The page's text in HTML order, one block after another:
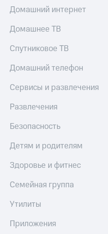
Домашний интернет
Домашнее ТВ
Спутниковое ТВ
Домашний телефон
Сервисы и развлечения
Развлечения
Безопасность
Детям и родителям
Здоровье и фитнес
Семейная группа
Утилиты
Приложения